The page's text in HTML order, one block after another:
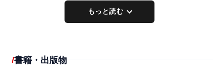
もっと読む
書籍・出版物